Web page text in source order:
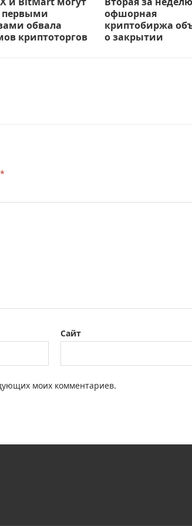
первыми
обвала
криптоторгов
офшорная
криптобиржа
о закрытии
*
Сайт
моих комментариев.